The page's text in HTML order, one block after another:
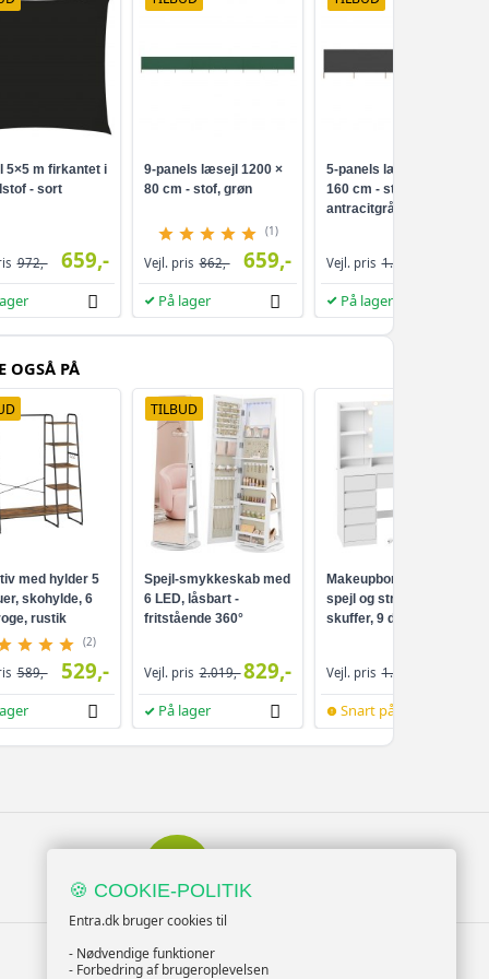
cm - 1 stk
732,-
619,-
cm - 1 stk
- 1 stk
670,-
629,-
stk
cm - 1 stk
819,-
669,-
1 stk
1 stk 689,-
cm - 1 stk
1.119,-
749,-
- 1 stk
1.092,-
799,-
1 stk
- 1 stk
1.096,-
909,-
5×5 m firkantet i
- sort
972,- 659,-
9-panels læsejl 1200 ×
80 cm - stof, grøn
(1)
Vejl. pris 862,- 659,-
På lager
5-panels læsejl 600 ×
160 cm - stof,
antracitgrå
Vejl. pris 1.014,-
På lager
OGSÅ PÅ
med hylder 5
skohylde, 6
rustik
(2)
589,- 529,-
TILBUD
Spejl-smykkeskab med
6 LED, låsbart -
fritstående 360°
helkropsspejl, 3
opbevaringshylder -
hvid/greige
Vejl. pris 2.019,-829,-
På lager
Makeupbord med LED-
spejl og strømudtag - 9
skuffer, 9 dæmpbare
Vejl. pris 1.099,-
Snart på lager
TILMELD NYHEDSBREV
🍪 COOKIE-POLITIK
Entra.dk bruger cookies til
- Nødvendige funktioner
- Forbedring af brugeroplevelsen